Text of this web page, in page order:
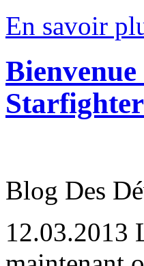
En savoir
Blog Des
12.03.2013